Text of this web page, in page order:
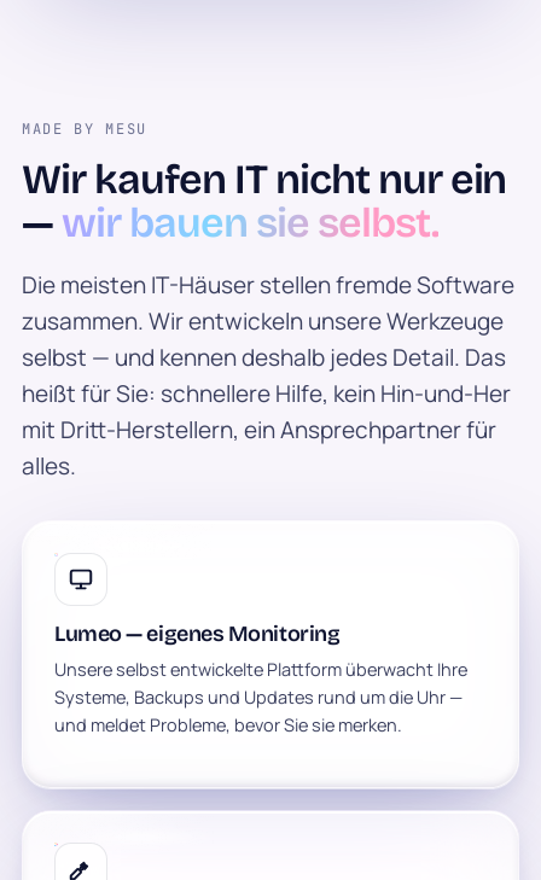
MADE BY MESU
Wir kaufen IT nicht nur ein
—wir bauen sie selbst.
Die meisten IT-Häuser stellen fremde Software
zusammen. Wir entwickeln unsere Werkzeuge
selbst — und kennen deshalb jedes Detail. Das
heißt für Sie: schnellere Hilfe, kein Hin-und-Her
mit Dritt-Herstellern, ein Ansprechpartner für
alles.
Lumeo — eigenes Monitoring
Unsere selbst entwickelte Plattform überwacht Ihre
Systeme, Backups und Updates rund um die Uhr —
und meldet Probleme, bevor Sie sie merken.